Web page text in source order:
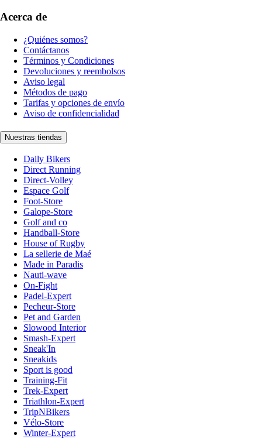
Acerca de
¿Quiénes somos?
Contáctanos
Términos y Condiciones
Devoluciones y reembolsos
Aviso legal
Métodos de pago
Tarifas y opciones de envío
Aviso de confidencialidad
Nuestras tiendas
Daily Bikers
Direct Running
Direct-Volley
Espace Golf
Foot-Store
Galope-Store
Golf and co
Handball-Store
House of Rugby
La sellerie de Maé
Made in Paradis
Nauti-wave
On-Fight
Padel-Expert
Pecheur-Store
Pet and Garden
Slowood Interior
Smash-Expert
Sneak'In
Sneakids
Sport is good
Training-Fit
Trek-Expert
Triathlon-Expert
TripNBikers
Vélo-Store
Winter-Expert